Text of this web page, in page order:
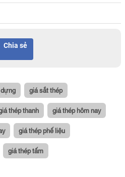
Chia sẻ
giá sắt thép
thép thanh giá thép hôm nay
giá thép phế liệu
giá thép tấm